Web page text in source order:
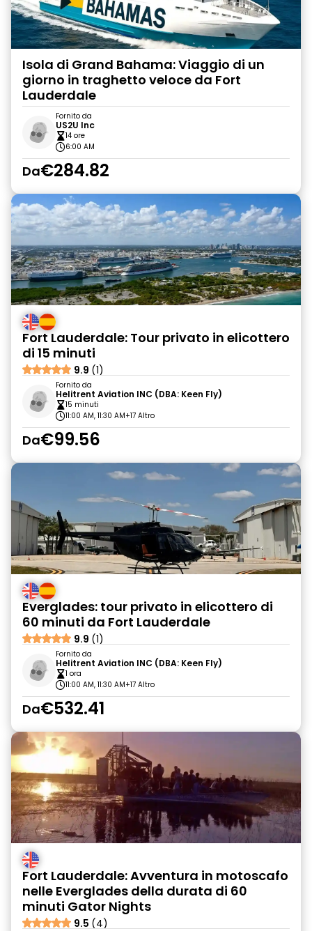
Isola di Grand Bahama: Viaggio di un
giorno in traghetto veloce da Fort
Lauderdale
Fornito da
US2U Inc
14 ore
6:00 AM
Da€284.82
Fort Lauderdale: Tour privato in elicottero
di 15 minuti
9.9 (1)
Fornito da
Helitrent Aviation INC (DBA: Keen Fly)
15 minuti
11:00 AM, 11:30 AM+17 Altro
Da€99.56
Everglades: tour privato in elicottero di
60 minuti da Fort Lauderdale
9.9 (1)
Fornito da
Helitrent Aviation INC (DBA: Keen Fly)
1 ora
11:00 AM, 11:30 AM+17 Altro
Da€532.41
Fort Lauderdale: Avventura in motoscafo
nelle Everglades della durata di 60
minuti Gator Nights
9.5 (4)